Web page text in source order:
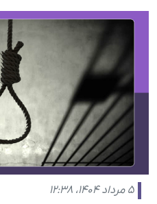
۵ مرداد ۱۴۰۴، ۱۲:۳۸